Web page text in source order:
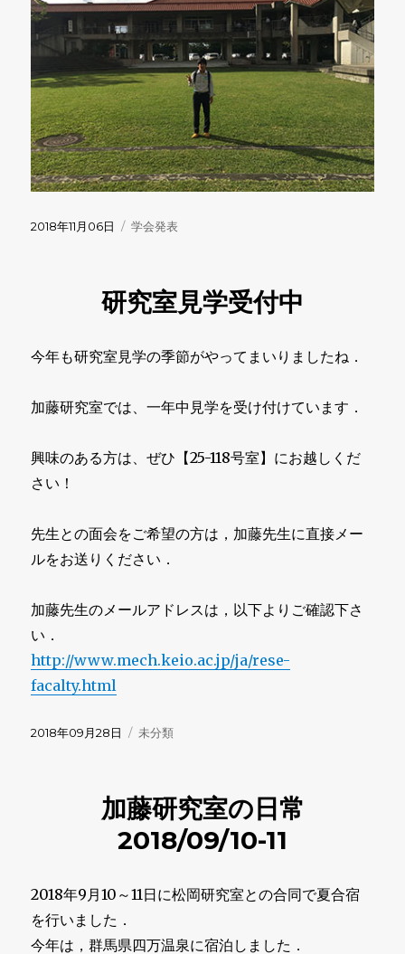
投
2018年11月06日
カ
ー
学会発表
研究室見学受付中
今年も研究室見学の季節がやってまいりましたね．
加藤研究室では、一年中見学を受け付けています．
興味のある方は、ぜひ【25-118号室】にお越しくだ
さい！
先生との面会をご希望の方は，加藤先生に直接メー
ルをお送りください．
加藤先生のメールアドレスは，以下よりご確認下さ
い．
http://www.mech.keio.ac.jp/ja/rese-
facalty.html
投
2018年09月28日
カ
ー
未分類
加藤研究室の日常
2018/09/10-11
2018年9月10～11日に松岡研究室との合同で夏合宿
を行いました．
今年は，群馬県四万温泉に宿泊しました．